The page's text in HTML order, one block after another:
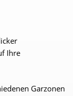
Ihre
Garzonen